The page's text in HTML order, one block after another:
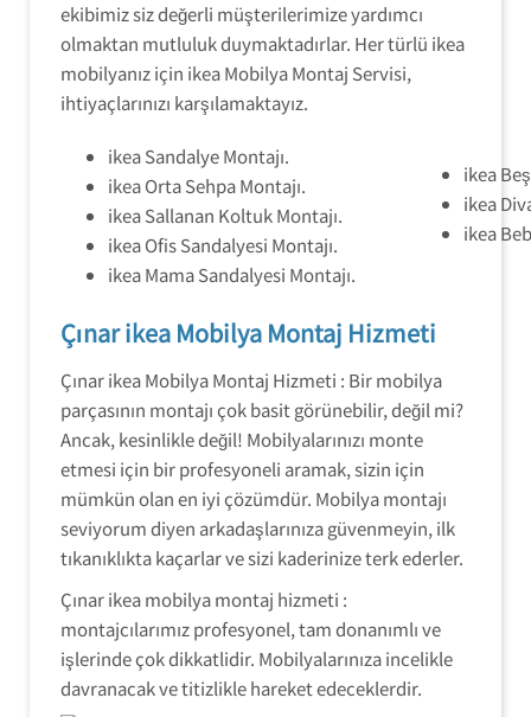
ekibimiz siz değerli müşterilerimize yardımcı
olmaktan mutluluk duymaktadırlar. Her türlü ikea
mobilyanız için ikea Mobilya Montaj Servisi,
ihtiyaçlarınızı karşılamaktayız.
ikea Sandalye Montajı.
ikea Orta Sehpa Montajı.
ikea Sallanan Koltuk Montajı.
ikea Ofis Sandalyesi Montajı.
ikea Mama Sandalyesi Montajı.
ikea
ikea
ikea
Çınar ikea Mobilya Montaj Hizmeti
Çınar ikea Mobilya Montaj Hizmeti : Bir mobilya
parçasının montajı çok basit görünebilir, değil mi?
Ancak, kesinlikle değil! Mobilyalarınızı monte
etmesi için bir profesyoneli aramak, sizin için
mümkün olan en iyi çözümdür. Mobilya montajı
seviyorum diyen arkadaşlarınıza güvenmeyin, ilk
tıkanıklıkta kaçarlar ve sizi kaderinize terk ederler.
Çınar ikea mobilya montaj hizmeti :
montajcılarımız profesyonel, tam donanımlı ve
işlerinde çok dikkatlidir. Mobilyalarınıza incelikle
davranacak ve titizlikle hareket edeceklerdir.